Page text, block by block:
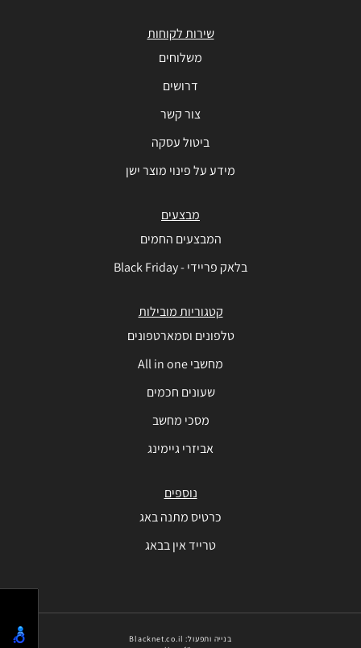
שירות לקוחות
משלוחים
דרושים
צור קשר
ביטול עסקה
מידע על פינוי מוצר ישן
מבצעים
המבצעים החמים
בלאק פריידי - Black Friday
קטגוריות מובילות
טלפונים וסמארטפונים
מחשבי All in one
שעונים חכמים
מסכי מחשב
אביזרי גיימינג
נוספים
כרטיס מתנה באג
טרייד אין בבאג
בנייה ותפעול: Blacknet.co.il